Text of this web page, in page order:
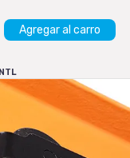
Agregar al carro